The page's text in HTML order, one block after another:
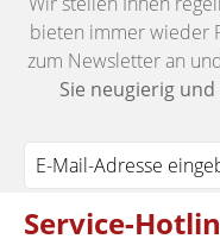
bieten immer wieder
zum Newsletter an
Sie neugierig
Service-